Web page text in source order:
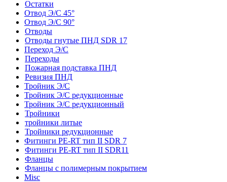
Остатки
Отвод Э/С 45°
Отвод Э/С 90°
Отводы
Отводы гнутые ПНД SDR 17
Переход Э/С
Переходы
Пожарная подставка ПНД
Ревизия ПНД
Тройник Э/С
Тройник Э/С редукционные
Тройник Э/С редукционный
Тройники
тройники литые
Тройники редукционные
Фитинги PE-RT тип II SDR 7
Фитинги PE-RT тип II SDR11
Фланцы
Фланцы с полимерным покрытием
Misc